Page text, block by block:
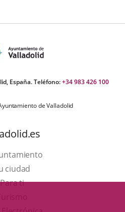
España. Teléfono:+34 983 426 100
de Valladolid
ciudad
Para ti